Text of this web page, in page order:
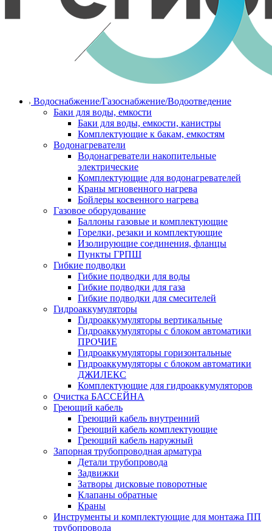
Водоснабжение/Газоснабжение/Водоотведение
Баки для воды, емкости
Баки для воды, емкости, канистры
Комплектующие к бакам, емкостям
Водонагреватели
Водонагреватели накопительные
электрические
Комплектующие для водонагревателей
Краны мгновенного нагрева
Бойлеры косвенного нагрева
Газовое оборудование
Баллоны газовые и комплектующие
Горелки, резаки и комплектующие
Изолирующие соединения, фланцы
Пункты ГРПШ
Гибкие подводки
Гибкие подводки для воды
Гибкие подводки для газа
Гибкие подводки для смесителей
Гидроаккумуляторы
Гидроаккумуляторы вертикальные
Гидроаккумуляторы с блоком автоматики
ПРОЧИЕ
Гидроаккумуляторы горизонтальные
Гидроаккумуляторы с блоком автоматики
ДЖИЛЕКС
Комплектующие для гидроаккумуляторов
Очистка БАССЕЙНА
Греющий кабель
Греющий кабель внутренний
Греющий кабель комплектующие
Греющий кабель наружный
Запорная трубопроводная арматура
Детали трубопровода
Задвижки
Затворы дисковые поворотные
Клапаны обратные
Краны
Инструменты и комплектующие для монтажа ПП
трубопровода